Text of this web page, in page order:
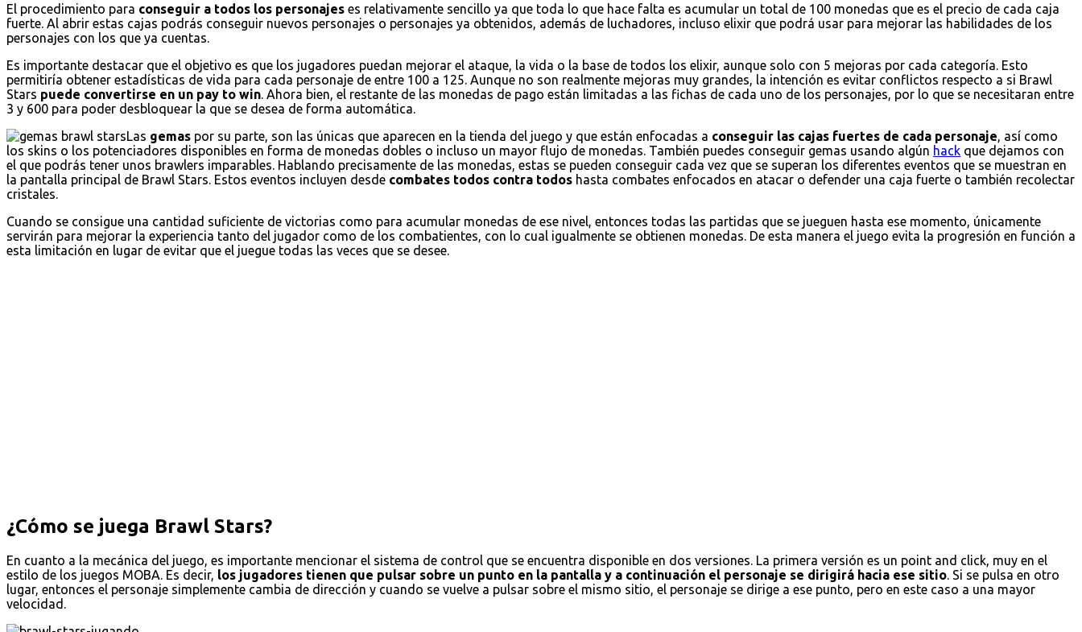
El procedimiento para conseguir a todos los personajes es relativamente sencillo ya que toda lo que hace falta es acumular un total de 100 monedas que es el precio de cada caja
fuerte. Al abrir estas cajas podrás conseguir nuevos personajes o personajes ya obtenidos, además de luchadores, incluso elixir que podrá usar para mejorar las habilidades de los
personajes con los que ya cuentas.
Es importante destacar que el objetivo es que los jugadores puedan mejorar el ataque, la vida o la base de todos los elixir, aunque solo con 5 mejoras por cada categoría. Esto
permitiría obtener estadísticas de vida para cada personaje de entre 100 a 125. Aunque no son realmente mejoras muy grandes, la intención es evitar conflictos respecto a si Brawl
Stars puede convertirse en un pay to win . Ahora bien, el restante de las monedas de pago están limitadas a las fichas de cada uno de los personajes, por lo que se necesitaran entre
3 y 600 para poder desbloquear la que se desea de forma automática.
Las gemas por su parte, son las únicas que aparecen en la tienda del juego y que están enfocadas a conseguir las cajas fuertes de cada personaje , así como
los skins o los potenciadores disponibles en forma de monedas dobles o incluso un mayor flujo de monedas. También puedes conseguir gemas usando algún hack que dejamos con
el que podrás tener unos brawlers imparables. Hablando precisamente de las monedas, estas se pueden conseguir cada vez que se superan los diferentes eventos que se muestran en
la pantalla principal de Brawl Stars. Estos eventos incluyen desde combates todos contra todos hasta combates enfocados en atacar o defender una caja fuerte o también recolectar
cristales.
Cuando se consigue una cantidad suficiente de victorias como para acumular monedas de ese nivel, entonces todas las partidas que se jueguen hasta ese momento, únicamente
servirán para mejorar la experiencia tanto del jugador como de los combatientes, con lo cual igualmente se obtienen monedas. De esta manera el juego evita la progresión en función a
esta limitación en lugar de evitar que el juegue todas las veces que se desee.
¿Cómo se juega Brawl Stars?
En cuanto a la mecánica del juego, es importante mencionar el sistema de control que se encuentra disponible en dos versiones. La primera versión es un point and click, muy en el
estilo de los juegos MOBA. Es decir, los jugadores tienen que pulsar sobre un punto en la pantalla y a continuación el personaje se dirigirá hacia ese sitio. Si se pulsa en otro
lugar, entonces el personaje simplemente cambia de dirección y cuando se vuelve a pulsar sobre el mismo sitio, el personaje se dirige a ese punto, pero en este caso a una mayor
velocidad.